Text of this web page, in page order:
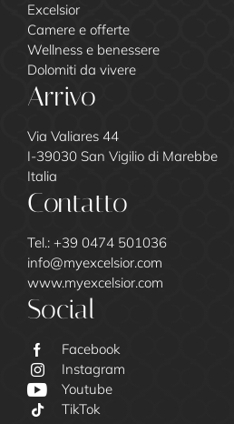
Excelsior
Camere e offerte
Wellness e benessere
Dolomiti da vivere
Arrivo
Via Valiares 44
I-39030 San Vigilio di Marebbe
Italia
Contatto
Tel.: +39 0474 501036
info@myexcelsior.com
www.myexcelsior.com
Social
Facebook
Instagram
Youtube
TikTok